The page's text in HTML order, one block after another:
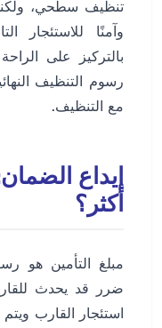
تنظيف سطحي،
وآمنًا للاستئجار
بالتركيز على
رسوم التنظيف
مع التنظيف.
إيداع
أكثر؟
مبلغ التأمين هو
ضرر قد يحدث
استئجار القارب ويتم